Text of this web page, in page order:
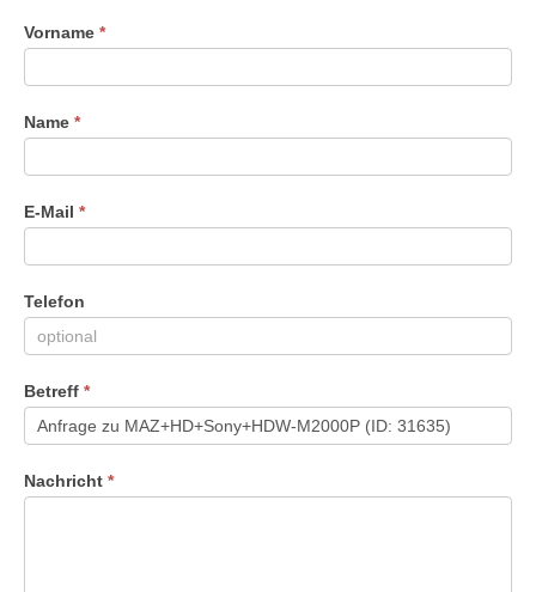
Kontakt
Vorname *
Name *
E-Mail *
Telefon
Betreff *
Nachricht *
Falls
Du
menschlich
lasse
Feld